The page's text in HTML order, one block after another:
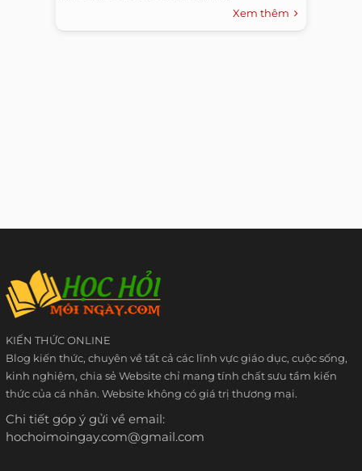
Xem thêm
KIẾN THỨC ONLINE
Blog kiến thức, chuyên về tất cả các lĩnh vực giáo dục, cuộc sống,
kinh nghiệm, chia sẻ Website chỉ mang tính chất sưu tầm kiến
thức của cá nhân. Website không có giá trị thương mại.
Chi tiết góp ý gửi về email:
hochoimoingay.com@gmail.com